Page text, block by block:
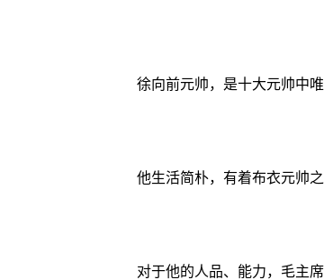
徐向前元帅，是十大元帅中唯
他生活简朴，有着布衣元帅
对于他的人品、能力，毛主